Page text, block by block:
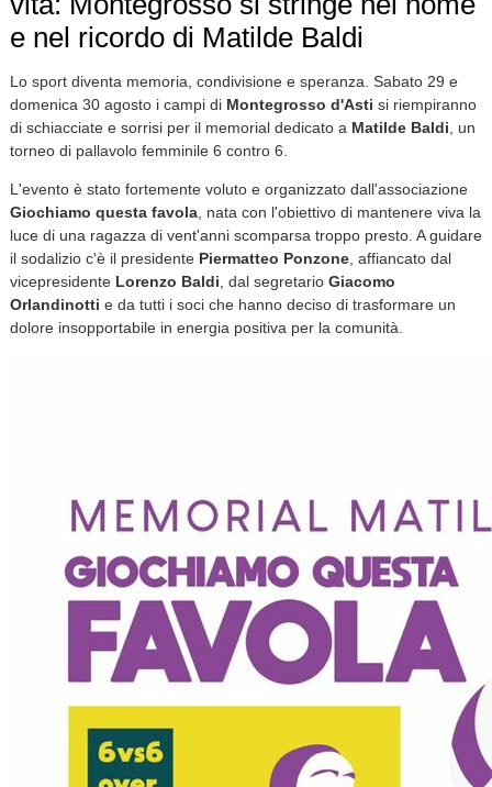
e nel ricordo di Matilde Baldi
Lo sport diventa memoria, condivisione e speranza. Sabato 29 e
domenica 30 agosto i campi di Montegrosso d'Asti si riempiranno
di schiacciate e sorrisi per il memorial dedicato a Matilde Baldi , un
torneo di pallavolo femminile 6 contro 6.
L'evento è stato fortemente voluto e organizzato dall'associazione
Giochiamo questa favola, nata con l'obiettivo di mantenere viva la
luce di una ragazza di vent'anni scomparsa troppo presto. A guidare
il sodalizio c'è il presidente Piermatteo Ponzone, affiancato dal
vicepresidente Lorenzo Baldi , dal segretario Giacomo
Orlandinotti e da tutti i soci che hanno deciso di trasformare un
dolore insopportabile in energia positiva per la comunità.